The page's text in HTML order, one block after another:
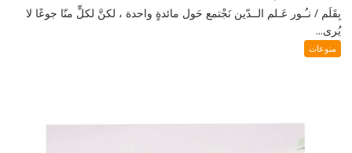
بِقَلَم / نـُـور عَـلم الــدّين نَجْتمع حَول مائدةٍ واحدة ، لكنَّ لكلٍّ منّا جوعًا لا
يُرى...
منوعات